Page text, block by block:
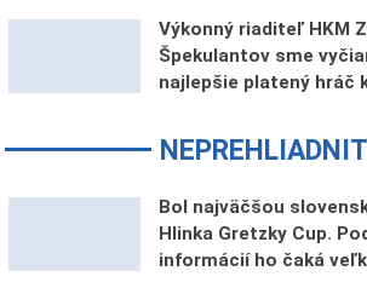
Výkonný riaditeľ HKM
Špekulantov sme
najlepšie platený hráč
Bol najväčšou
Hlinka Gretzky Cup.
informácií ho čaká